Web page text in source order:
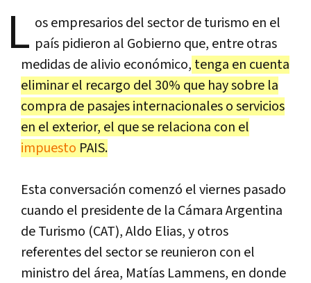
L os empresarios del sector de turismo en el
país pidieron al Gobierno que, entre otras
medidas de alivio económico, tenga en cuenta
eliminar el recargo del 30% que hay sobre la
compra de pasajes internacionales o servicios
en el exterior, el que se relaciona con el
impuesto PAIS.
Esta conversación comenzó el viernes pasado
cuando el presidente de la Cámara Argentina
de Turismo (CAT), Aldo Elias, y otros
referentes del sector se reunieron con el
ministro del área, Matías Lammens, en donde